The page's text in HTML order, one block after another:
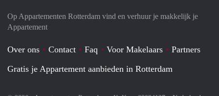
Op Appartementen Rotterdam vind en verhuur je makkelijk je
Appartement
Over ons Contact Faq Voor Makelaars
Partners
Gratis je Appartement aanbieden in Rotterdam